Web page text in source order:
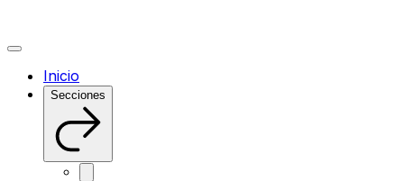
Inicio
Secciones